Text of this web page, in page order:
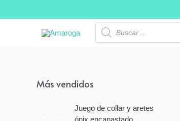
al
Búsqueda
de
productos
Más vendidos
Juego de collar y aretes
ónix encanastado